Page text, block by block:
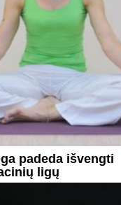
padeda išvengti
ligų